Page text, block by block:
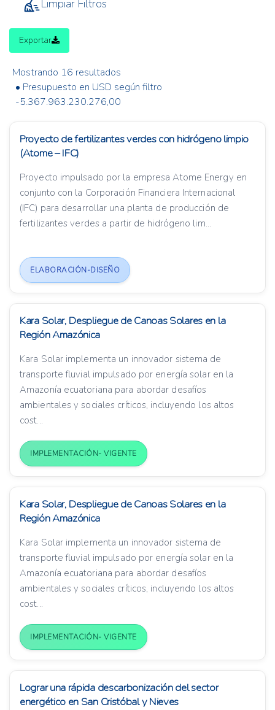
Limpiar Filtros
Exportar
Mostrando 16 resultados
• Presupuesto en USD según filtro
-5.367.963.230.276,00
Proyecto de fertilizantes verdes con hidrógeno limpio
(Atome – IFC)
Proyecto impulsado por la empresa Atome Energy en
conjunto con la Corporación Financiera Internacional
(IFC) para desarrollar una planta de producción de
fertilizantes verdes a partir de hidrógeno lim...
ELABORACIÓN-DISEÑO
Kara Solar, Despliegue de Canoas Solares en la
Región Amazónica
Kara Solar implementa un innovador sistema de
transporte fluvial impulsado por energía solar en la
Amazonía ecuatoriana para abordar desafíos
ambientales y sociales críticos, incluyendo los altos
cost...
IMPLEMENTACIÓN- VIGENTE
Kara Solar, Despliegue de Canoas Solares en la
Región Amazónica
Kara Solar implementa un innovador sistema de
transporte fluvial impulsado por energía solar en la
Amazonía ecuatoriana para abordar desafíos
ambientales y sociales críticos, incluyendo los altos
cost...
IMPLEMENTACIÓN- VIGENTE
Lograr una rápida descarbonización del sector
energético en San Cristóbal y Nieves